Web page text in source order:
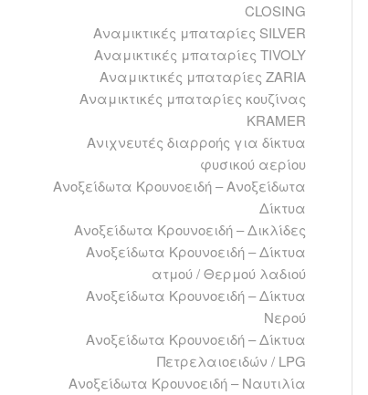
CLOSING
Αναμικτικές μπαταρίες SILVER
Αναμικτικές μπαταρίες TIVOLY
Αναμικτικές μπαταρίες ZARIA
Αναμικτικές μπαταρίες κουζίνας
ΚRAMER
Ανιχνευτές διαρροής για δίκτυα
φυσικού αερίου
Ανοξείδωτα Kρουνοειδή – Ανοξείδωτα
Δίκτυα
Ανοξείδωτα Kρουνοειδή – Δικλίδες
Ανοξείδωτα Kρουνοειδή – Δίκτυα
ατμού / Θερμού λαδιού
Ανοξείδωτα Kρουνοειδή – Δίκτυα
Νερού
Ανοξείδωτα Kρουνοειδή – Δίκτυα
Πετρελαιοειδών / LPG
Ανοξείδωτα Kρουνοειδή – Ναυτιλία